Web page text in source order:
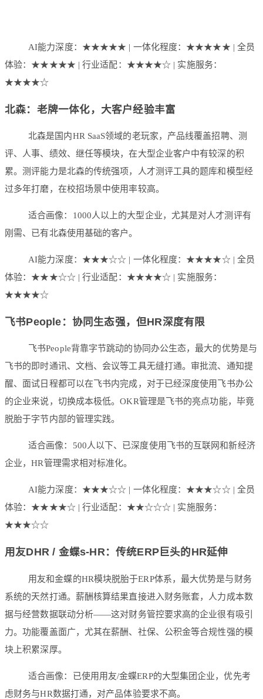
AI能力深度：★★★★★ | 一体化程度：★★★★★ | 全员
体验：★★★★★ | 行业适配：★★★★☆ | 实施服务：
★★★★☆
北森：老牌一体化，大客户经验丰富
北森是国内HR SaaS领域的老玩家，产品线覆盖招聘、测
评、人事、绩效、继任等模块，在大型企业客户中有较深的积
累。测评能力是北森的传统强项，人才测评工具的题库和模型经
过多年打磨，在校招场景中使用率较高。
适合画像：1000人以上的大型企业，尤其是对人才测评有
刚需、已有北森使用基础的客户。
AI能力深度：★★★☆☆ | 一体化程度：★★★★☆ | 全员
体验：★★★☆☆ | 行业适配：★★★★☆ | 实施服务：
★★★★☆
飞书People：协同生态强，但HR深度有限
飞书People背靠字节跳动的协同办公生态，最大的优势是与
飞书的即时通讯、文档、会议等工具无缝打通。审批流、通知提
醒、面试日程都可以在飞书内完成，对于已经深度使用飞书办公
的企业来说，切换成本极低。OKR管理是飞书的亮点功能，毕竟
脱胎于字节内部的管理实践。
适合画像：500人以下、已深度使用飞书的互联网和新经济
企业，HR管理需求相对标准化。
AI能力深度：★★★☆☆ | 一体化程度：★★★☆☆ | 全员
体验：★★★★☆ | 行业适配：★★☆☆☆ | 实施服务：
★★★☆☆
用友DHR / 金蝶s-HR：传统ERP巨头的HR延伸
用友和金蝶的HR模块脱胎于ERP体系，最大优势是与财务
系统的天然打通。薪酬核算结果直接进入财务账套，人力成本数
据与经营数据联动分析——这对财务管控要求高的企业很有吸引
力。功能覆盖面广，尤其在薪酬、社保、公积金等合规性强的模
块上积累深厚。
适合画像：已使用用友/金蝶ERP的大型集团企业，优先考
虑财务与HR数据打通，对产品体验要求不高。